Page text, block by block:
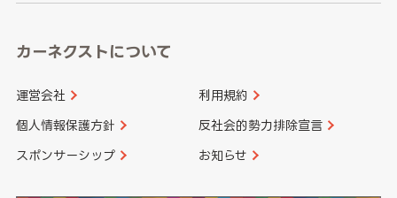
カーネクストについて
運営会社 利用規約
個人情報保護方針 反社会的勢力排除宣言
スポンサーシップ お知らせ